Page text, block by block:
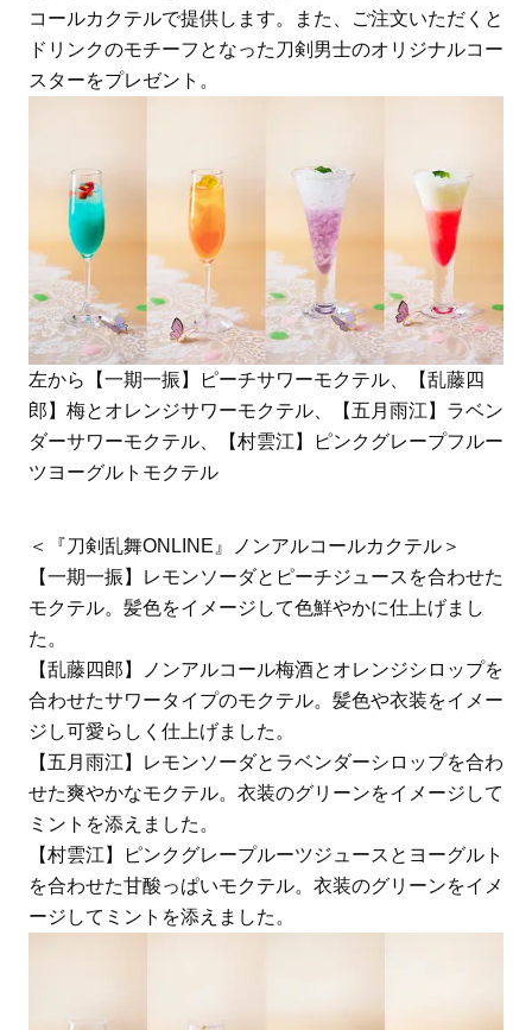
コールカクテルで提供します。また、ご注文いただくと
ドリンクのモチーフとなった刀剣男士のオリジナルコー
スターをプレゼント。
左から【一期一振】ピーチサワーモクテル、【乱藤四
郎】梅とオレンジサワーモクテル、【五月雨江】ラベン
ダーサワーモクテル、【村雲江】ピンクグレープフルー
ツヨーグルトモクテル
＜『刀剣乱舞ONLINE』ノンアルコールカクテル＞
【一期一振】レモンソーダとピーチジュースを合わせた
モクテル。髪色をイメージして色鮮やかに仕上げまし
た。
【乱藤四郎】ノンアルコール梅酒とオレンジシロップを
合わせたサワータイプのモクテル。髪色や衣装をイメー
ジし可愛らしく仕上げました。
【五月雨江】レモンソーダとラベンダーシロップを合わ
せた爽やかなモクテル。衣装のグリーンをイメージして
ミントを添えました。
【村雲江】ピンクグレープルーツジュースとヨーグルト
を合わせた甘酸っぱいモクテル。衣装のグリーンをイメ
ージしてミントを添えました。